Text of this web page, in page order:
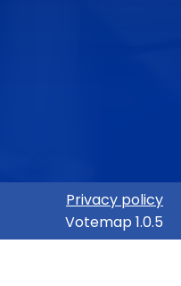
Privacy policy
Votemap 1.0.5